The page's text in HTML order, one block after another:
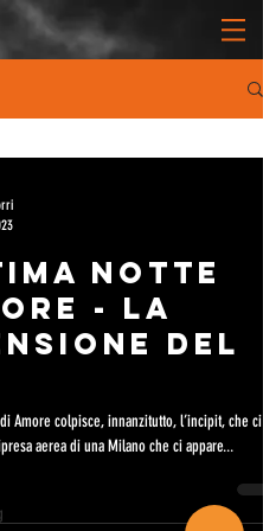
NOTTE
- LA
DEL
l’incipit, che ci
aerea di una Milano che ci appare...